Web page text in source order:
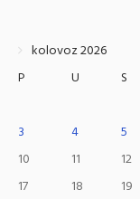
kolovoz 2026
P
U S
3
4 5
10
11 12
17
18 19